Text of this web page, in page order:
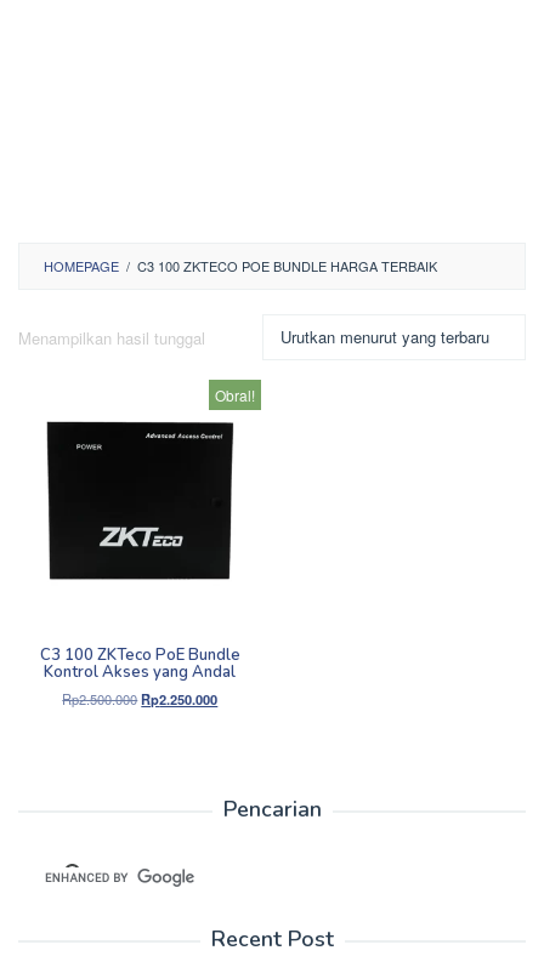
HOMEPAGE / C3 100 ZKTECO POE BUNDLE HARGA TERBAIK
Menampilkan hasil tunggal
Obral!
C3 100 ZKTeco PoE Bundle
Kontrol Akses yang Andal
Rp2.500.000Harga
Rp2.250.000Harga
Pencarian
Recent Post